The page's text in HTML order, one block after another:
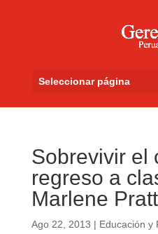
Seleccionar página
Sobrevivir el
regreso a
Marlene Pratt
Ago 22, 2013 | Educación y